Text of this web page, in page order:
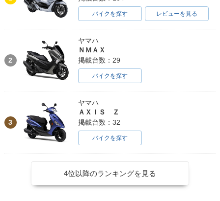
バイクを探す レビューを見る
2
ヤマハ
ＮＭＡＸ
掲載台数：29
バイクを探す
3
ヤマハ
ＡＸＩＳ Ｚ
掲載台数：32
バイクを探す
4位以降のランキングを見る